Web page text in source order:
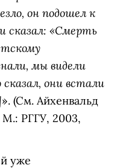
он подошел к
сказал: «Смерть
мы видели
они встали
». (См. Айхенвальд
РГГУ, 2003,
уже